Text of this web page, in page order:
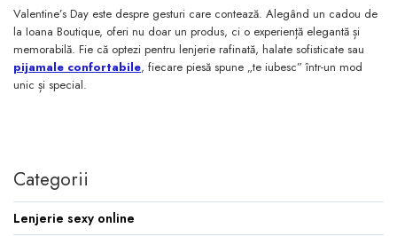
Valentine’s Day este despre gesturi care contează. Alegând un cadou de
la Ioana Boutique, oferi nu doar un produs, ci o experiență elegantă și
memorabilă. Fie că optezi pentru lenjerie rafinată, halate sofisticate sau
pijamale confortabile, fiecare piesă spune „te iubesc” într-un mod
unic și special.
Categorii
Lenjerie sexy online